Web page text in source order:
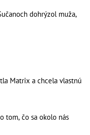
dohrýzol muža,
Matrix a chcela vlastnú
tom, čo sa okolo nás